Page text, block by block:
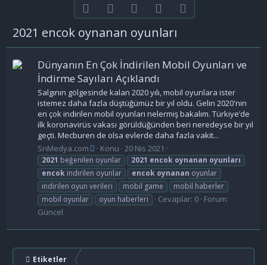
FacebookTwitter youtubeBize ulaşın
2021 encok oynanan oyunları
Dünyanın En Çok İndirilen Mobil Oyunları ve
İndirme Sayıları Açıklandı
Salgının gölgesinde kalan 2020 yılı, mobil oyunlara ister
istemez daha fazla düştüğümüz bir yıl oldu. Gelin 2020'nin
en çok indirilen mobil oyunları nelermiş bakalım. Türkiye’de
ilk koronavirüs vakası görüldüğünden beri neredeyse bir yıl
geçti. Mecburen de olsa evlerde daha fazla vakit...
SnMedya.com
Konu 20 Nis 2021
2021 beğenilen oyunlar 2021 encok oynanan oyunları
encok indirilen oyunlar encok oynanan oyunlar
indirilen oyun verileri
mobil game
mobil haberler
mobil oyunlar
oyun haberleri Cevaplar: 0 Forum:
Güncel
Etiketler